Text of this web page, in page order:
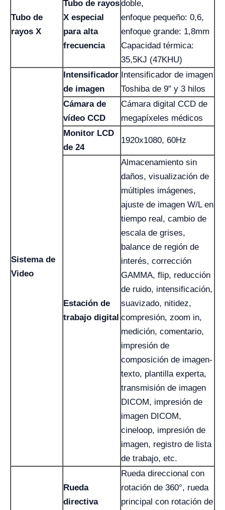
Tubo de
rayos X
Tubo de rayos
X especial
para alta
frecuencia
doble,
enfoque pequeño: 0,6,
enfoque grande: 1,8mm
Capacidad térmica:
35,5KJ (47KHU)
Sistema de
Video
Intensificador
de imagen
Intensificador de imagen
Toshiba de 9" y 3 hilos
Cámara de
vídeo CCD
Cámara digital CCD de
megapíxeles médicos
Monitor LCD
de 24
1920x1080, 60Hz
Estación de
trabajo digital
Almacenamiento sin
daños, visualización de
múltiples imágenes,
ajuste de imagen W/L en
tiempo real, cambio de
escala de grises,
balance de región de
interés, corrección
GAMMA, flip, reducción
de ruido, intensificación,
suavizado, nitidez,
compresión, zoom in,
medición, comentario,
impresión de
composición de imagen-
texto, plantilla experta,
transmisión de imagen
DICOM, impresión de
imagen DICOM,
cineloop, impresión de
imagen, registro de lista
de trabajo, etc.
Rueda
directiva
Rueda direccional con
rotación de 360°, rueda
principal con rotación de